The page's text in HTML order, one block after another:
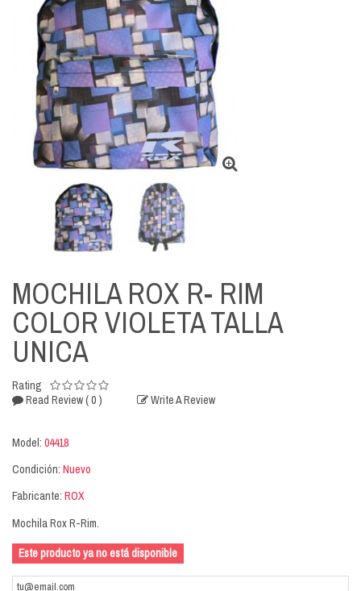
MOCHILA ROX R- RIM
COLOR VIOLETA TALLA
UNICA
Rating
Read Review( 0 ) Write A Review
Model: 04418
Condición: Nuevo
Fabricante: ROX
Mochila Rox R-Rim.
Este producto ya no está disponible